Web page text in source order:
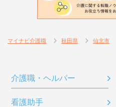
マイナビ介護職 秋田県 仙北市
介護職・ヘルパー
看護助手